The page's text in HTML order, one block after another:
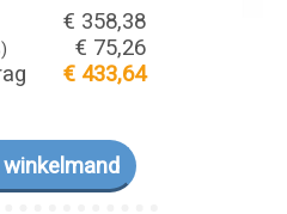
€ 358,38
€ 75,26
€ 433,64